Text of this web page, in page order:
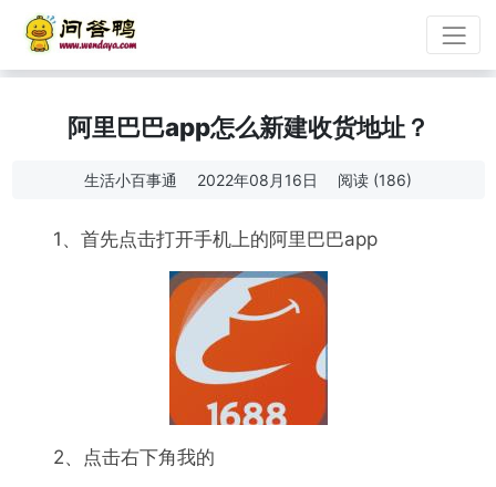
阿里巴巴app怎么新建收货地址？
生活小百事通 2022年08月16日 阅读 (186)
1、首先点击打开手机上的阿里巴巴app
2、点击右下角我的